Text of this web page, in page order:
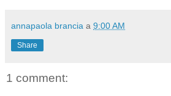
annapaola brancia a 9:00 AM
Share
1 comment: